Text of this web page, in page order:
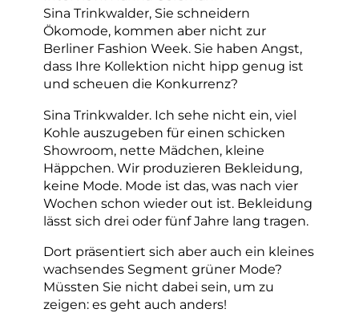
Sina Trinkwalder, Sie schneidern
Ökomode, kommen aber nicht zur
Berliner Fashion Week. Sie haben Angst,
dass Ihre Kollektion nicht hipp genug ist
und scheuen die Konkurrenz?
Sina Trinkwalder. Ich sehe nicht ein, viel
Kohle auszugeben für einen schicken
Showroom, nette Mädchen, kleine
Häppchen. Wir produzieren Bekleidung,
keine Mode. Mode ist das, was nach vier
Wochen schon wieder out ist. Bekleidung
lässt sich drei oder fünf Jahre lang tragen.
Dort präsentiert sich aber auch ein kleines
wachsendes Segment grüner Mode?
Müssten Sie nicht dabei sein, um zu
zeigen: es geht auch anders!